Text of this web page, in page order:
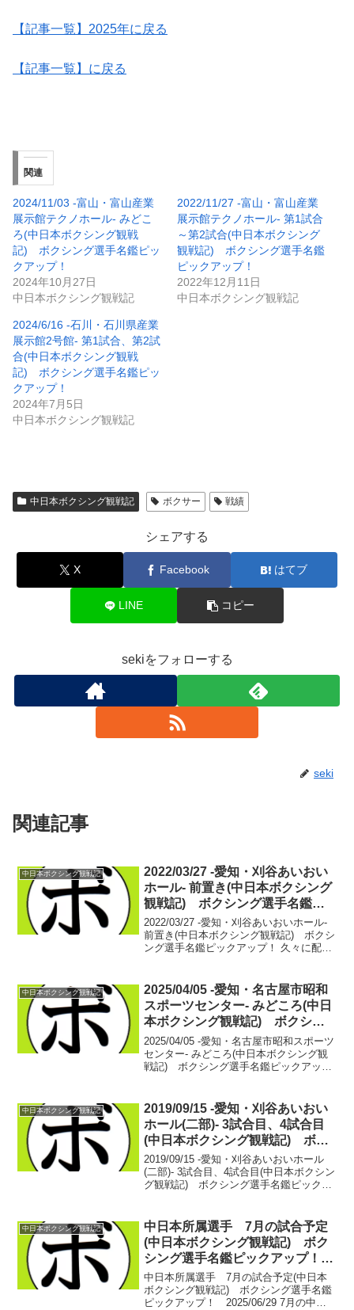
【記事一覧】2025年に戻る
【記事一覧】に戻る
関連
2024/11/03 -富山・富山産業
展示館テクノホール- みどこ
ろ(中日本ボクシング観戦
記) ボクシング選手名鑑ピッ
クアップ！
2024年10月27日
中日本ボクシング観戦記
2022/11/27 -富山・富山産業
展示館テクノホール- 第1試合
～第2試合(中日本ボクシング
観戦記) ボクシング選手名鑑
ピックアップ！
2022年12月11日
中日本ボクシング観戦記
2024/6/16 -石川・石川県産業
展示館2号館- 第1試合、第2試
合(中日本ボクシング観戦
記) ボクシング選手名鑑ピッ
クアップ！
2024年7月5日
中日本ボクシング観戦記
中日本ボクシング観戦記 ボクサー 戦績
シェアする
X Facebook はてブ
LINE コピー
sekiをフォローする
seki
関連記事
中日本ボクシング観戦記
2022/03/27 -愛知・刈谷あいおい
ホール- 前置き(中日本ボクシング
観戦記) ボクシング選手名鑑ピ
ックアップ！
2022/03/27 -愛知・刈谷あいおいホール-
前置き(中日本ボクシング観戦記) ボクシ
ング選手名鑑ピックアップ！ 久々に配信
手のストーリーが見えてくる。結果、そ
の...
中日本ボクシング観戦記
2025/04/05 -愛知・名古屋市昭和
スポーツセンター- みどころ(中日
本ボクシング観戦記) ボクシン
グ選手名鑑ピックアップ！
2025/04/05 -愛知・名古屋市昭和スポーツ
センター- みどころ(中日本ボクシング観
戦記) ボクシング選手名鑑ピックアッ
川 烈 11戦8勝(3KO)...
中日本ボクシング観戦記
2019/09/15 -愛知・刈谷あいおい
ホール(二部)- 3試合目、4試合目
(中日本ボクシング観戦記) ボク
シング選手名鑑ピックアップ！
2019/09/15 -愛知・刈谷あいおいホール
(二部)- 3試合目、4試合目(中日本ボクシン
グ観戦記) ボクシング選手名鑑ピックア
ル 弘師 6...
中日本ボクシング観戦記
中日本所属選手 7月の試合予定
(中日本ボクシング観戦記) ボク
シング選手名鑑ピックアップ！
2025/06/29
中日本所属選手 7月の試合予定(中日本
ボクシング観戦記) ボクシング選手名鑑
ピックアップ！ 2025/06/29 7月の中日